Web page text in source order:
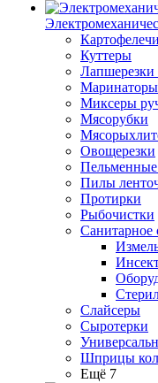
Куттеры
Маринаторы
Миксеры
Мясорубки
Овощерезки
Пилы
Протирки
Рыбочистки
Санитарное
Слайсеры
Сыротерки
Шприцы
Ещё 7